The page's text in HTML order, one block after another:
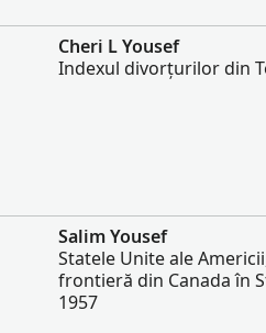
Cheri L Yousef
Indexul divorțurilor din
Salim Yousef
Statele Unite ale
frontieră din Canada în
1957